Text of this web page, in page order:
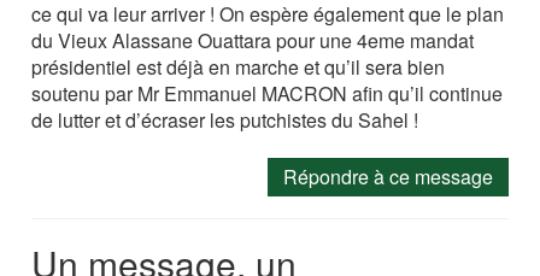
ce qui va leur arriver ! On espère également que le plan
du Vieux Alassane Ouattara pour une 4eme mandat
présidentiel est déjà en marche et qu’il sera bien
soutenu par Mr Emmanuel MACRON afin qu’il continue
de lutter et d’écraser les putchistes du Sahel !
Répondre à ce message
Un message, un